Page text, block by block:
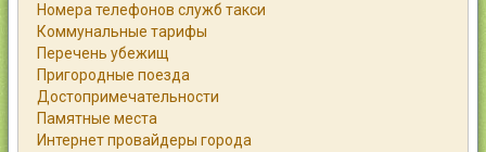
Каталог
Справочник
Работа
Номера телефонов служб такси
Коммунальные тарифы
Перечень убежищ
Пригородные поезда
Достопримечательности
Памятные места
Интернет провайдеры города